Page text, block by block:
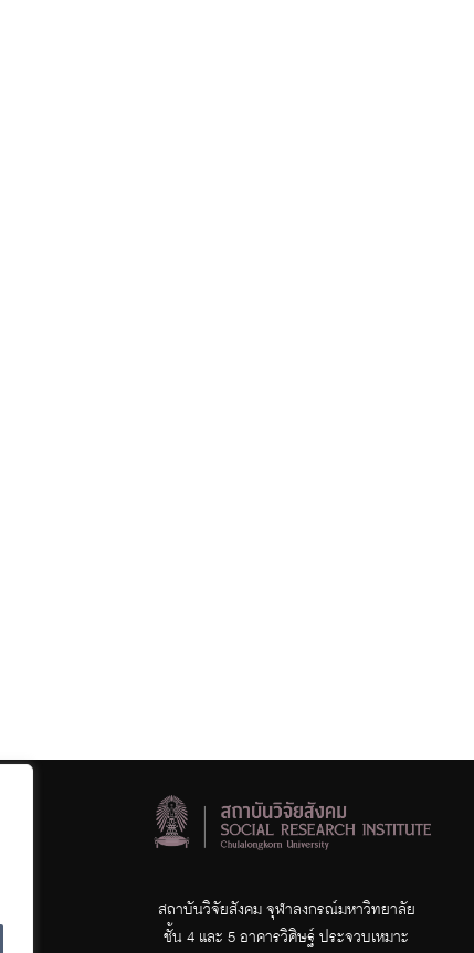
สถาบันวิจัยสังคม จุฬาลงกรณ์มหาวิทยาลัย
ชั้น 4 และ 5 อาคารวิศิษฐ์ ประจวบเหมาะ